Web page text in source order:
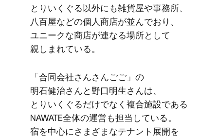
とりいく​ぐる​以外にも​雑貨屋や​事務所、​
八百屋などの​個人商店が​並んで​おり、​
ユニークな​商店が​連なる​場所と​して​
親しまれている。
「合同会社さんさん​ごご」の​
明石健治さんと​野口明生さんは、​
とりいく​ぐるだけでなく​複合施設である​
NAWATE全体の​運営も​担当している。​
宿を​中心に​さまざまな​テナント展開を​